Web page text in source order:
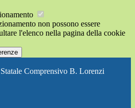
non possono essere
l'elenco nella pagina della cookie
Comprensivo B. Lorenzi